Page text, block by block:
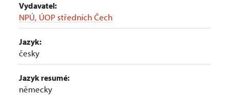
Vydavatel:
NPÚ, ÚOP středních Čech
Jazyk:
česky
Jazyk resumé:
německy